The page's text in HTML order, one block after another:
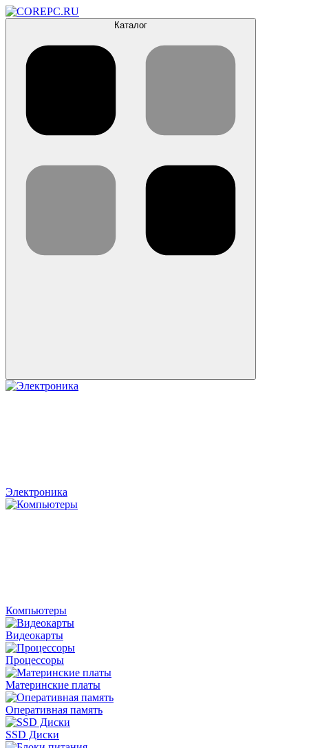
Каталог
Электроника
Компьютеры
Видеокарты
Процессоры
Материнские платы
Оперативная память
SSD Диски